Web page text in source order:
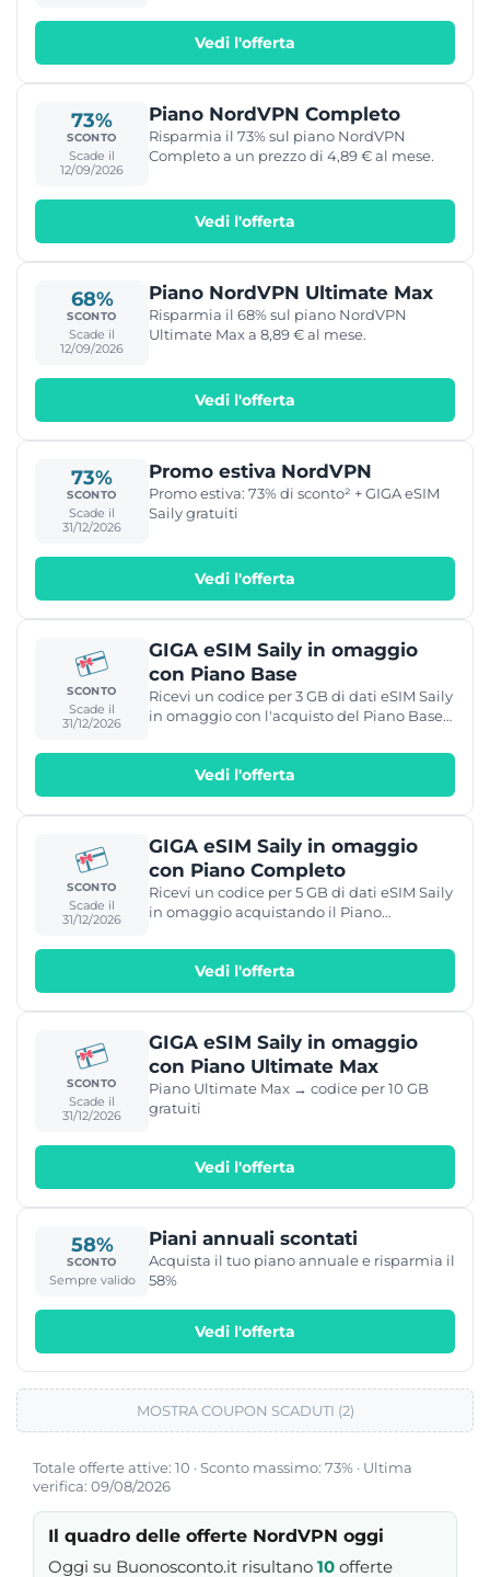
Totale offerte attive: 10 · Sconto massimo: 73% · Ultima
verifica: 09/08/2026
Il quadro delle offerte NordVPN oggi
Oggi su Buonosconto.it risultano 10 offerte
Vedi l'offerta
73%
SCONTO
Scade il
12/09/2026
Piano NordVPN Completo
Risparmia il 73% sul piano NordVPN
Completo a un prezzo di 4,89 € al mese.
Vedi l'offerta
68%
SCONTO
Scade il
12/09/2026
Piano NordVPN Ultimate Max
Risparmia il 68% sul piano NordVPN
Ultimate Max a 8,89 € al mese.
Vedi l'offerta
73%
SCONTO
Scade il
31/12/2026
Promo estiva NordVPN
Promo estiva: 73% di sconto² + GIGA eSIM
Saily gratuiti
Vedi l'offerta
SCONTO
Scade il
31/12/2026
GIGA eSIM Saily in omaggio
con Piano Base
Ricevi un codice per 3 GB di dati eSIM Saily
in omaggio con l'acquisto del Piano Base
Vedi l'offerta
SCONTO
Scade il
31/12/2026
GIGA eSIM Saily in omaggio
con Piano Completo
Ricevi un codice per 5 GB di dati eSIM Saily
in omaggio acquistando il Piano
Vedi l'offerta
SCONTO
Scade il
31/12/2026
GIGA eSIM Saily in omaggio
con Piano Ultimate Max
Piano Ultimate Max → codice per 10 GB
gratuiti
Vedi l'offerta
58%
SCONTO
Sempre valido
Piani annuali scontati
Acquista il tuo piano annuale e risparmia il
58%
Vedi l'offerta
MOSTRA COUPON SCADUTI (2)